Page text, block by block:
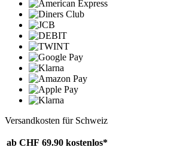
Versandkosten für Schweiz
ab CHF 69.90 kostenlos*